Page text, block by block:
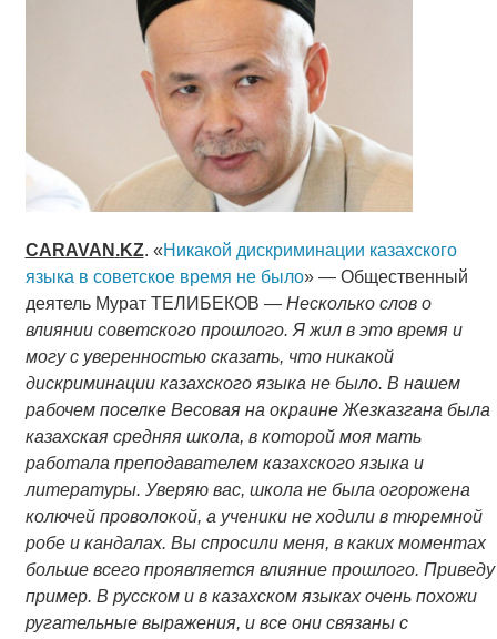
CARAVAN .KZ. «Никакой дискриминации казахского
языка в советское время не было» — Общественный
деятель Мурат ТЕЛИБЕКОВ — Несколько слов о
влиянии советского прошлого. Я жил в это время и
могу с уверенностью сказать, что никакой
дискриминации казахского языка не было. В нашем
рабочем поселке Весовая на окраине Жезказгана была
казахская средняя школа, в которой моя мать
работала преподавателем казахского языка и
литературы. Уверяю вас, школа не была огорожена
колючей проволокой, а ученики не ходили в тюремной
робе и кандалах. Вы спросили меня, в каких моментах
больше всего проявляется влияние прошлого. Приведу
пример. В русском и в казахском языках очень похожи
ругательные выражения, и все они связаны с